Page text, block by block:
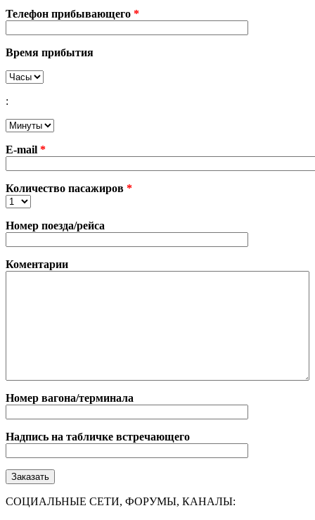
Телефон прибывающего *
Время прибытия
Часы
:
Минуты
E-mail *
Количество пасажиров *
Номер поезда/рейса
Коментарии
Номер вагона/терминала
Надпись на табличке встречающего
СОЦИАЛЬНЫЕ СЕТИ, ФОРУМЫ, КАНАЛЫ: